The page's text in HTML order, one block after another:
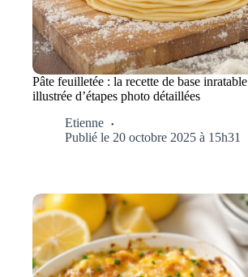
Pâte feuilletée : la recette de base inratable
illustrée d’étapes photo détaillées
Etienne
Publié le 20 octobre 2025 à 15h31